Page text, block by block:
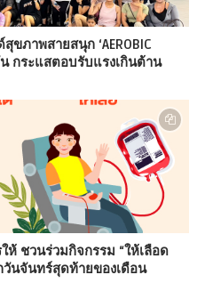
ภาพสายสนุก ‘AEROBIC
น กระแสตอบรับแรงเกินต้าน
ห้ ชวนร่วมกิจกรรม “ให้เลือด
วันจันทร์สุดท้ายของเดือน